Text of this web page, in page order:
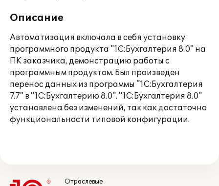
Описание
Автоматизация включала в себя установку
программного продукта "1С:Бухгалтерия 8.0" на
ПК заказчика, демонстрацию работы с
программным продуктом. Был произведен
перенос данных из программы "1С:Бухгалтерия
7.7" в "1С:Бухгалтерию 8.0". "1С:Бухгалтерия 8.0"
установлена без изменений, так как достаточно
функциональности типовой конфигурации.
Отраслевые